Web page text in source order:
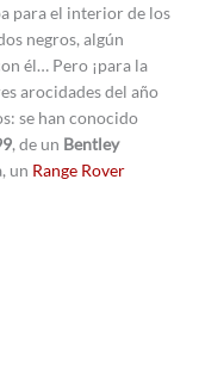
para el interior de los
negros, algún
él… Pero ¡para la
arocidades del año
se han conocido
, de un Bentley
un Range Rover